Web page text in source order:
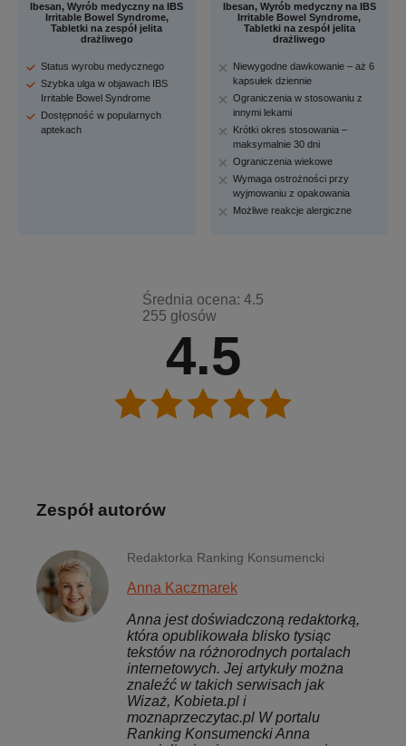
Ibesan, Wyrób medyczny na IBS
Irritable Bowel Syndrome,
Tabletki na zespół jelita
drażliwego
Status wyrobu medycznego
Szybka ulga w objawach IBS
Irritable Bowel Syndrome
Dostępność w popularnych
aptekach
Ibesan, Wyrób medyczny na IBS
Irritable Bowel Syndrome,
Tabletki na zespół jelita
drażliwego
Niewygodne dawkowanie – aż 6
kapsułek dziennie
Ograniczenia w stosowaniu z
innymi lekami
Krótki okres stosowania –
maksymalnie 30 dni
Ograniczenia wiekowe
Wymaga ostrożności przy
wyjmowaniu z opakowania
Możliwe reakcje alergiczne
4.5
Średnia ocena: 4.5
255 głosów
Zespół autorów
Redaktorka Ranking Konsumencki
Anna Kaczmarek
Anna jest doświadczoną redaktorką,
która opublikowała blisko tysiąc
tekstów na różnorodnych portalach
internetowych. Jej artykuły można
znaleźć w takich serwisach jak
Wizaż, Kobieta.pl i
moznaprzeczytac.pl W portalu
Ranking Konsumencki Anna